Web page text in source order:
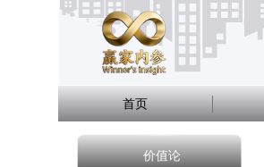
首页
价值论